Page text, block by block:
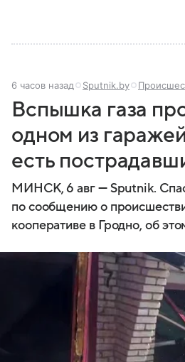
6 часов назад Sputnik.by
Вспышка газа
одном из
есть
МИНСК, 6 авг — Sputnik.
по сообщению о
кооперативе в Гродно, об